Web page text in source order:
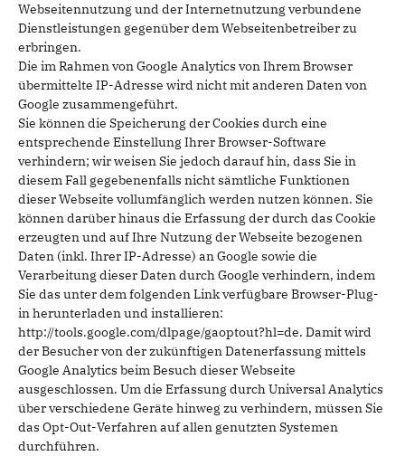
Webseitennutzung und der Internetnutzung verbundene
Dienstleistungen gegenüber dem Webseitenbetreiber zu
erbringen.
Die im Rahmen von Google Analytics von Ihrem Browser
übermittelte IP-Adresse wird nicht mit anderen Daten von
Google zusammengeführt.
Sie können die Speicherung der Cookies durch eine
entsprechende Einstellung Ihrer Browser-Software
verhindern; wir weisen Sie jedoch darauf hin, dass Sie in
diesem Fall gegebenenfalls nicht sämtliche Funktionen
dieser Webseite vollumfänglich werden nutzen können. Sie
können darüber hinaus die Erfassung der durch das Cookie
erzeugten und auf Ihre Nutzung der Webseite bezogenen
Daten (inkl. Ihrer IP-Adresse) an Google sowie die
Verarbeitung dieser Daten durch Google verhindern, indem
Sie das unter dem folgenden Link verfügbare Browser-Plug-
in herunterladen und installieren:
http://tools.google.com/dlpage/gaoptout?hl=de. Damit wird
der Besucher von der zukünftigen Datenerfassung mittels
Google Analytics beim Besuch dieser Webseite
ausgeschlossen. Um die Erfassung durch Universal Analytics
über verschiedene Geräte hinweg zu verhindern, müssen Sie
das Opt-Out-Verfahren auf allen genutzten Systemen
durchführen.